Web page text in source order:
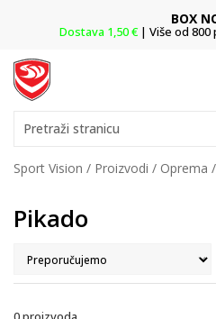
BOX NOW
Dostava 1,50 €| Više od 800
Pretraži stranicu
Sport Vision Proizvodi Oprema
Pikado